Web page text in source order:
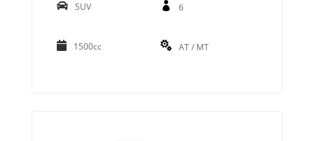
SUV 6
1500cc AT / MT